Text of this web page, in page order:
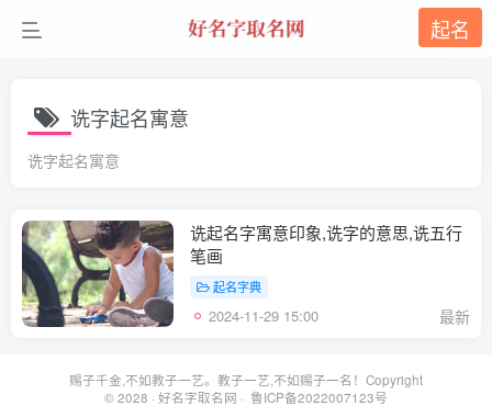
起名
诜字起名寓意
诜字起名寓意
诜起名字寓意印象,诜字的意思,诜五行
笔画
起名字典
2024-11-29 15:00 最新
赐子千金,不如教子一艺。教子一艺,不如赐子一名！Copyright
© 2028 · 好名字取名网 · 鲁ICP备2022007123号